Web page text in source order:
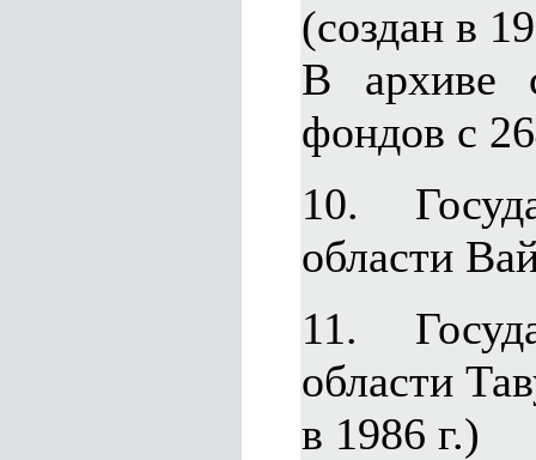
(создан в
В архиве
фондов с
10.
области
11.
области
в 1986 г.)